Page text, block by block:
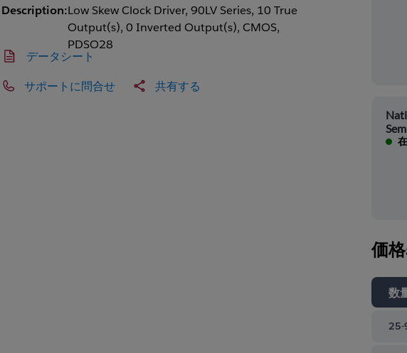
Description:Low Skew Clock Driver, 90LV Series, 10 True
Output(s), 0 Inverted Output(s), CMOS,
PDSO28
データシート
サポートに問合せ 共有する
価
数
25-